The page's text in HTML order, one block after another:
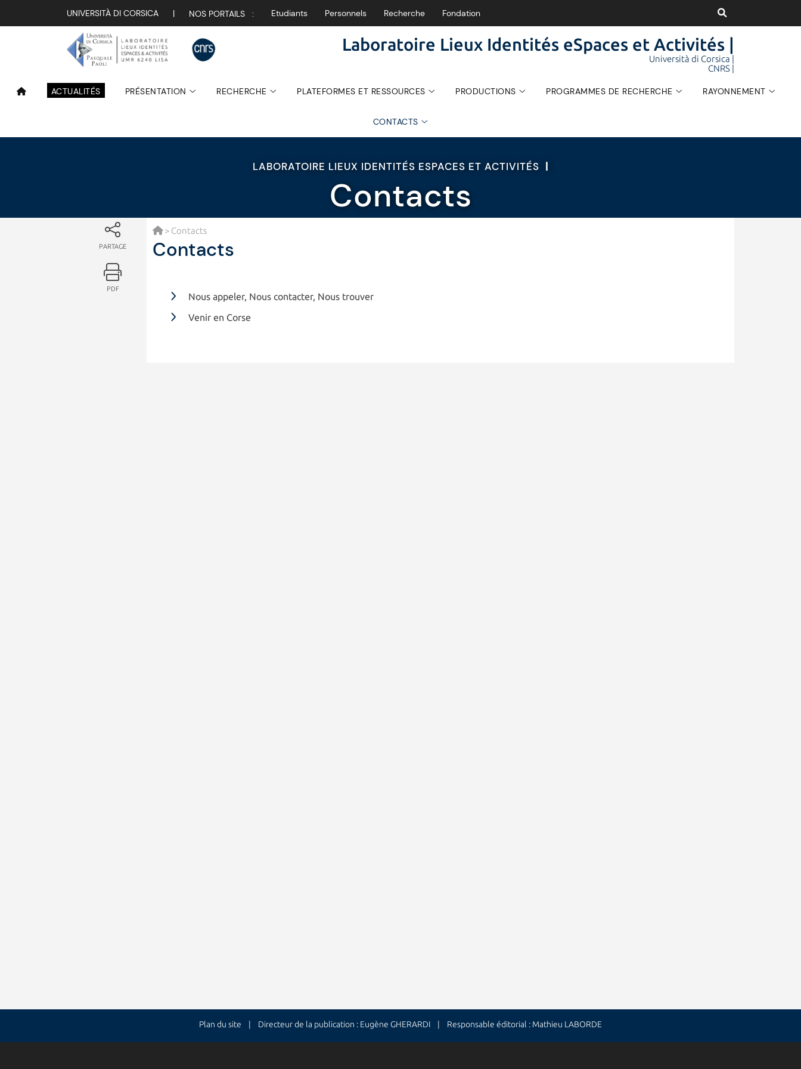
UNIVERSITÀ DI CORSICA | NOS PORTAILS : Etudiants Personnels Recherche Fondation
Laboratoire Lieux Identités eSpaces et Activités |
Università di Corsica |
CNRS |
ACTUALITÉS PRÉSENTATION RECHERCHE PLATEFORMES ET RESSOURCES PRODUCTIONS PROGRAMMES DE RECHERCHE RAYONNEMENT
CONTACTS
LABORATOIRE LIEUX IDENTITÉS ESPACES ET ACTIVITÉS |
Contacts
PARTAGE
PDF
> Contacts
Contacts
Nous appeler, Nous contacter, Nous trouver
Venir en Corse
Plan du site | Directeur de la publication : Eugène GHERARDI | Responsable éditorial : Mathieu LABORDE